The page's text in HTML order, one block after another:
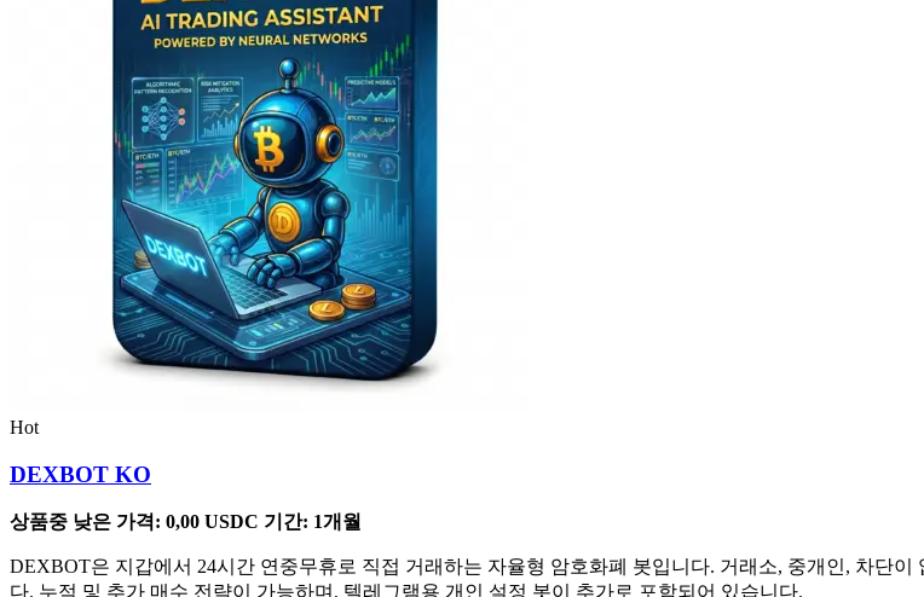
Hot
DEXBOT KO
상품중 낮은 가격: 0,00 USDC 기간: 1개월
DEXBOT은 지갑에서 24시간 연중무휴로 직접 거래하는 자율형 암호화폐 봇입니다. 거래소, 중개인, 차단
다. 누적 및 추가 매수 전략이 가능하며, 텔레그램용 개인 설정 봇이 추가로 포함되어 있습니다.